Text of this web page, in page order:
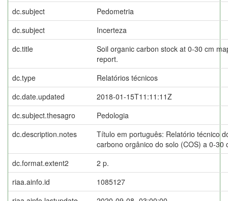
dc.subject
Pedometria
dc.subject
Incerteza
dc.title
Soil organic carbon stock at 0-30 cm
report.
dc.type
Relatórios técnicos
dc.date.updated
2018-01-15T11:11:11Z
dc.subject.thesagro
Pedologia
dc.description.notes
Título em português: Relatório técnico
carbono orgânico do solo (COS) a 0-30
dc.format.extent2
2 p.
riaa.ainfo.id
1085127